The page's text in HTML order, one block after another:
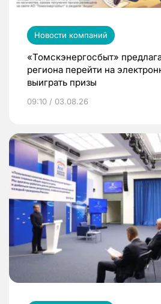
Новости компаний
«Томскэнергосбыт»
региона перейти на
выиграть призы
09:10 / 03.08.26